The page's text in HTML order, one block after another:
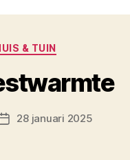
& TUIN
Berichtdatum
28 januari 2025